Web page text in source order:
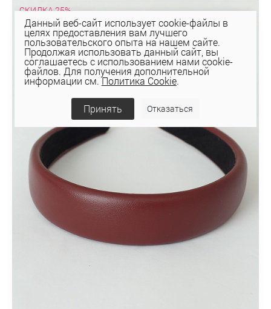
СКИДКА 25%
Данный веб-сайт использует cookie-файлы в
целях предоставления вам лучшего
пользовательского опыта на нашем сайте.
Продолжая использовать данный сайт, вы
соглашаетесь с использованием нами cookie-
файлов. Для получения дополнительной
информации см.Политика Cookie.
Принять Отказаться